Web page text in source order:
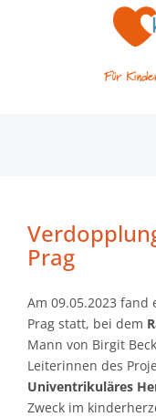
Prag
Am 09.05.2023
Prag statt, bei dem
Mann von Birgit
Leiterinnen des
Univentrikuläres
Zweck im